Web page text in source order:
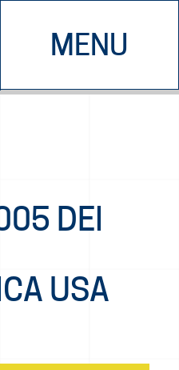
MENU
CHI SIAMO
DEI
USA